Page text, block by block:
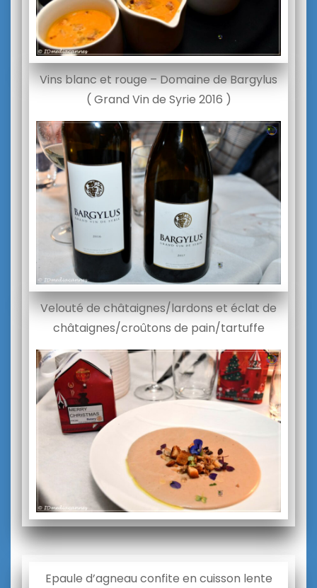
Vins blanc et rouge – Domaine de Bargylus
( Grand Vin de Syrie 2016 )
Velouté de châtaignes/lardons et éclat de
châtaignes/croûtons de pain/tartuffe
Epaule d’agneau confite en cuisson lente